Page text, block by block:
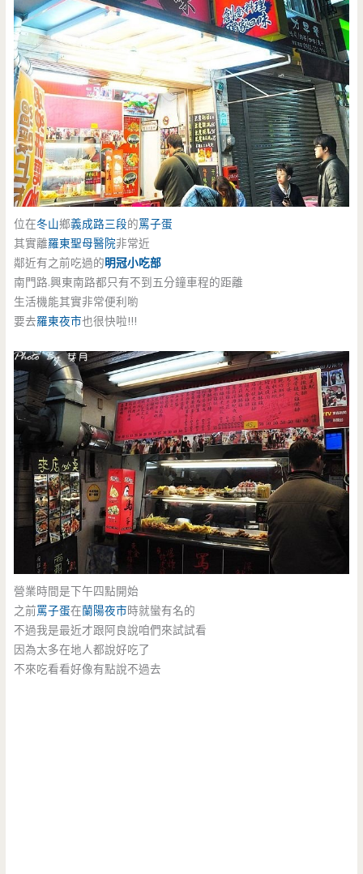
位在冬山鄉義成路三段的罵子蛋
其實離羅東聖母醫院非常近
鄰近有之前吃過的明冠小吃部
南門路.興東南路都只有不到五分鐘車程的距離
生活機能其實非常便利喲
要去羅東夜市也很快啦!!!
營業時間是下午四點開始
之前罵子蛋在蘭陽夜市時就蠻有名的
不過我是最近才跟阿良說咱們來試試看
因為太多在地人都說好吃了
不來吃看看好像有點說不過去